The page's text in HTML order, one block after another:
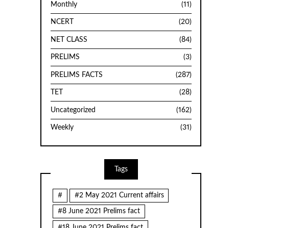
Monthly (11)
NCERT (20)
NET CLASS (84)
PRELIMS (3)
PRELIMS FACTS (287)
TET (28)
Uncategorized (162)
Weekly (31)
Tags
# #2 May 2021 Current affairs
#8 June 2021 Prelims fact